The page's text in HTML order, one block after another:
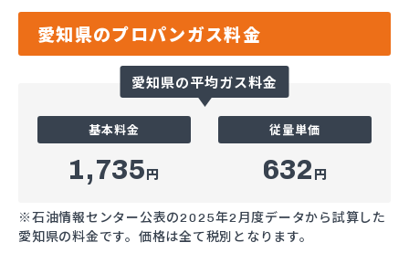
愛知県のプロパンガス料金
愛知県の平均ガス料金
基本料金
1,735円
従量単価
632 円
※石油情報センター公表の2025年2月度データから試算した
愛知県の料金です。価格は全て税別となります。